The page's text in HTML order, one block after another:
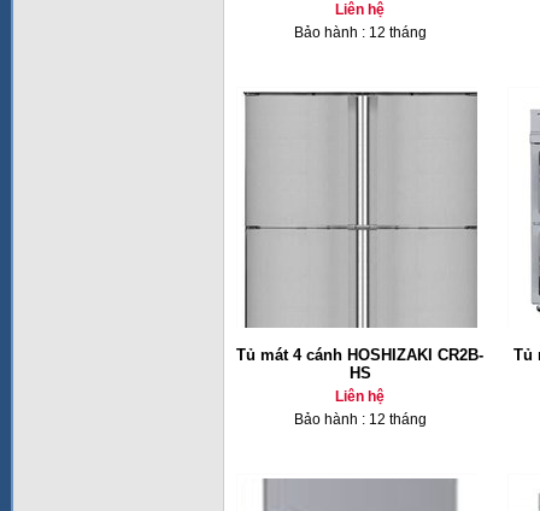
Liên hệ
Bảo hành : 12 tháng
Tủ mát 4 cánh HOSHIZAKI CR2B-
HS
Liên hệ
Bảo hành : 12 tháng
Tủ